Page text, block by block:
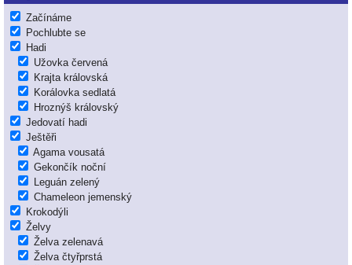
Začínáme
Pochlubte se
Hadi
Užovka červená
Krajta královská
Korálovka sedlatá
Hroznýš královský
Jedovatí hadi
Ještěři
Agama vousatá
Gekončík noční
Leguán zelený
Chameleon jemenský
Krokodýli
Želvy
Želva zelenavá
Želva čtyřprstá